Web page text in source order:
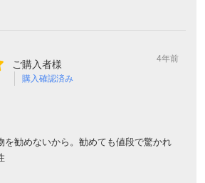
ご購入者様
購入確認済み
4年前
を勧めないから。勧めても値段で驚かれ